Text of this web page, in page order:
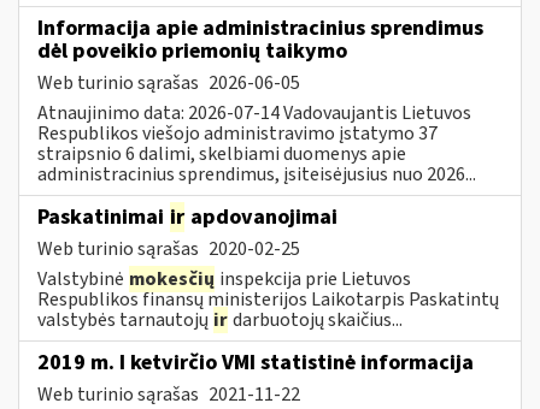
Informacija apie administracinius sprendimus
dėl poveikio priemonių taikymo
Web turinio sąrašas 2026-06-05
Atnaujinimo data: 2026-07-14 Vadovaujantis Lietuvos
Respublikos viešojo administravimo įstatymo 37
straipsnio 6 dalimi, skelbiami duomenys apie
administracinius sprendimus, įsiteisėjusius nuo 2026...
Paskatinimai ir apdovanojimai
Web turinio sąrašas 2020-02-25
Valstybinė mokesčių inspekcija prie Lietuvos
Respublikos finansų ministerijos Laikotarpis Paskatintų
valstybės tarnautojų irdarbuotojų skaičius...
2019 m. I ketvirčio VMI statistinė informacija
Web turinio sąrašas 2021-11-22